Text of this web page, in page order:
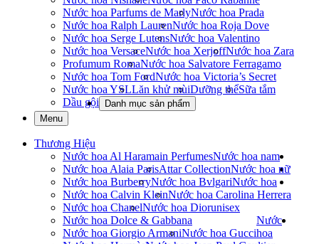
Nước hoa Parfums de MarlyNước hoa Prada
Nước hoa Ralph LaurenNước hoa Roja Dove
Nước hoa Serge LutensNước hoa Valentino
Nước hoa VersaceNước hoa XerjoffNước hoa Zara
Profumum RomaNước hoa Salvatore Ferragamo
Nước hoa Tom FordNước hoa Victoria’s Secret
Nước hoa YSLLăn khử mùiDưỡng thểSữa tắm
Dầu gội
Danh mục sản phẩm
Menu
Thương Hiệu
Nước hoa Al Haramain Perfumes
Nước hoa Alaia ParisAttar Collection
Nước hoa BurberryNước hoa Bvlgari
Nước hoa Calvin KleinNước hoa Carolina Herrera
Nước hoa ChanelNước hoa Dior
Nước hoa Dolce & Gabbana
Nước hoa Giorgio ArmaniNước hoa Gucci
Nước hoa nam
Nước hoa nữ
Nước hoa
unisex
Nước
hoa